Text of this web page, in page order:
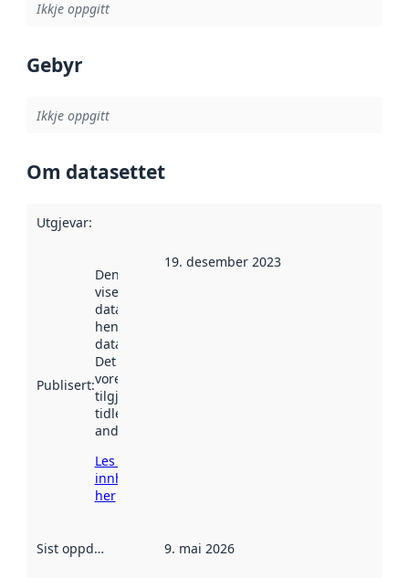
Ikkje oppgitt
Gebyr
Ikkje oppgitt
Om datasettet
Utgjevar:
Publisert:
Denne datoen
viser når
datasettet vart
henta inn av
data.norge.no.
Det kan ha
vore
tilgjengeleg
tidlegare
andre stader.
Les meir om
innhenting
her
19. desember 2023
Sist oppdatert 9. mai 2026